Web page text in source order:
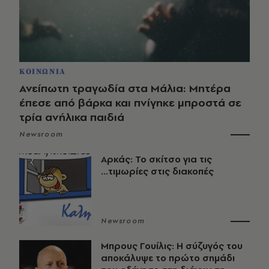
ΚΟΙΝΩΝΙΑ
Ανείπωτη τραγωδία στα Μάλια: Μητέρα
έπεσε από βάρκα και πνίγηκε μπροστά σε
τρία ανήλικα παιδιά
Newsroom
Αρκάς: Το σκίτσο για τις
...τιμωρίες στις διακοπές
Newsroom
Μπρους Γουίλις: Η σύζυγός του
αποκάλυψε το πρώτο σημάδι